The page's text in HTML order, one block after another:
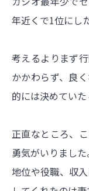
年近くで1位にし
考えるよりまず
かかわらず、良
的には決めてい
正直なところ、
勇気がいりました
地位や役職、収